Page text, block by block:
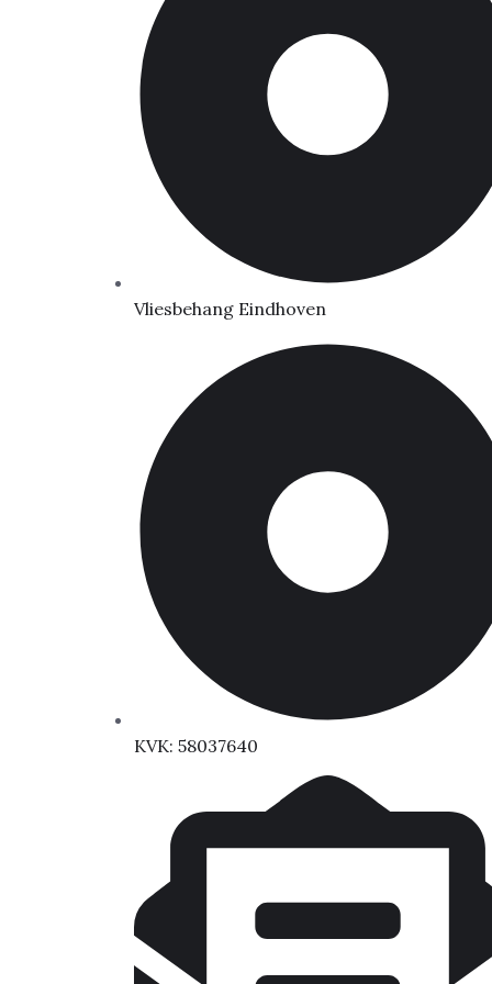
Vliesbehang Eindhoven
KVK: 58037640